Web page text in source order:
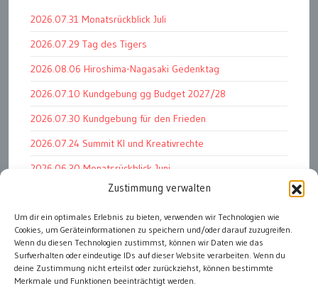
Zustimmung verwalten
Um dir ein optimales Erlebnis zu bieten, verwenden wir Technologien wie
Cookies, um Geräteinformationen zu speichern und/oder darauf zuzugreifen.
Wenn du diesen Technologien zustimmst, können wir Daten wie das
Surfverhalten oder eindeutige IDs auf dieser Website verarbeiten. Wenn du
deine Zustimmung nicht erteilst oder zurückziehst, können bestimmte
Merkmale und Funktionen beeinträchtigt werden.
2026.07.31 Monatsrückblick Juli
2026.07.29 Tag des Tigers
2026.08.06 Hiroshima-Nagasaki Gedenktag
2026.07.10 Kundgebung gg Budget 2027/28
2026.07.30 Kundgebung für den Frieden
2026.07.24 Summit KI und Kreativrechte
2026.06.30 Monatsrückblick Juni
2026.07.11 Worauf es letztlich ankommt
2026.07.01 Markenwert Studie 2026
2026.07.07 Open Space im Weltmuseum